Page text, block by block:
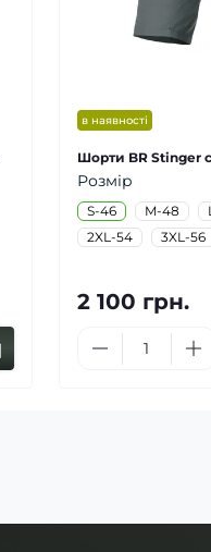
в наявності
Шорти BR Stinger
Розмір
S-46 M-48
2XL-54
3XL-56
2 100 грн.